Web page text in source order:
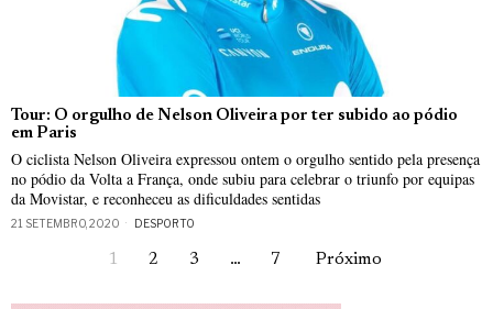
Tour: O orgulho de Nelson Oliveira por ter subido ao pódio
em Paris
O ciclista Nelson Oliveira expressou ontem o orgulho sentido pela presença
no pódio da Volta a França, onde subiu para celebrar o triunfo por equipas
da Movistar, e reconheceu as dificuldades sentidas
21 SETEMBRO, 2020 DESPORTO
1 2 3 … 7 Próximo